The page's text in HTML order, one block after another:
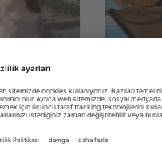
figürlü
gün doğumunda
YouGov
lüksün